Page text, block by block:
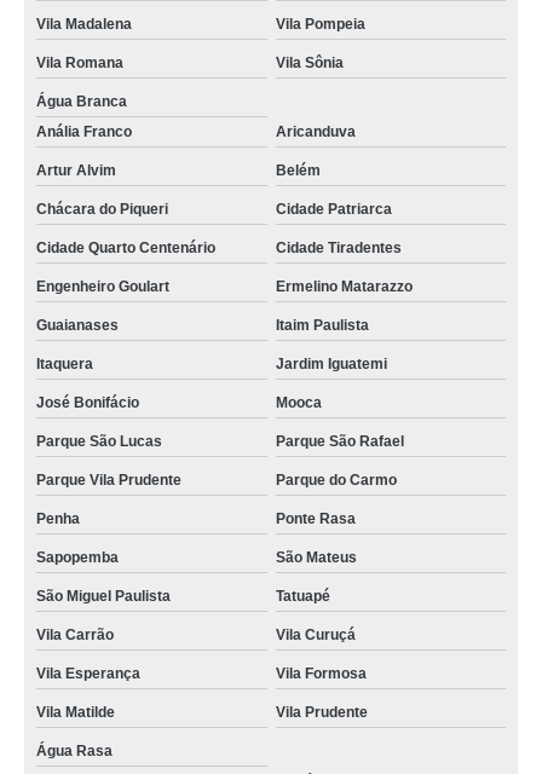
Vila Madalena Vila Pompeia
Vila Romana Vila Sônia
Água Branca
Anália Franco
Aricanduva
Artur Alvim Belém
Chácara do Piqueri Cidade Patriarca
Cidade Quarto Centenário Cidade Tiradentes
Engenheiro Goulart Ermelino Matarazzo
Guaianases Itaim Paulista
Itaquera Jardim Iguatemi
José Bonifácio Mooca
Parque São Lucas Parque São Rafael
Parque Vila Prudente Parque do Carmo
Penha Ponte Rasa
Sapopemba São Mateus
São Miguel Paulista Tatuapé
Vila Carrão Vila Curuçá
Vila Esperança Vila Formosa
Vila Matilde Vila Prudente
Água Rasa